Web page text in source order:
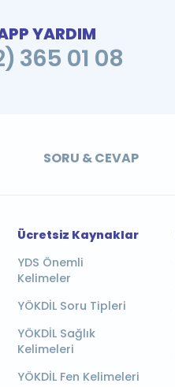
YARDIM
365 01 08
SORU & CEVAP
Ücretsiz Kaynaklar
YDS Önemli
Kelimeler
YÖKDİL Soru Tipleri
YÖKDİL Sağlık
Kelimeleri
YÖKDİL Fen Kelimeleri